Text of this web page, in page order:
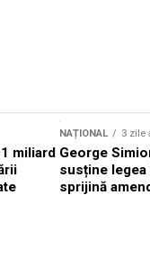
miliard
NAȚIONAL 3 zile
George
susține
sprijină